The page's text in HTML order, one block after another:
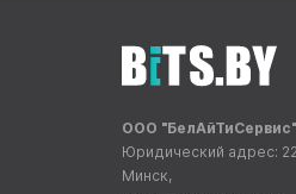
ООО
Юридический адрес:
Минск,